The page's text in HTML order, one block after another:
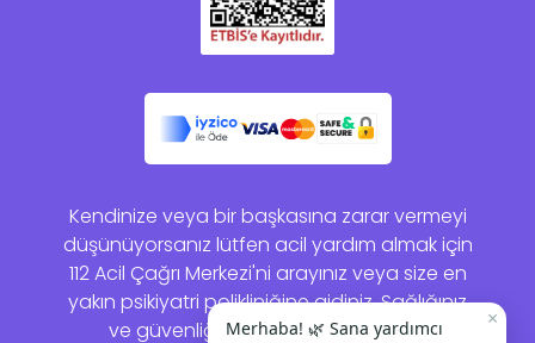
Kendinize veya bir başkasına zarar vermeyi
düşünüyorsanız lütfen acil yardım almak için
112 Acil Çağrı Merkezi'ni arayınız veya size en
yakın psikiyatri polikliniğine gidiniz. Sağlığınız
ve güvenliğiniz bizim için önemlidir.
×
Merhaba! 🌿 Sana yardımcı